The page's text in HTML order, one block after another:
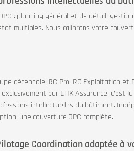
: planning général et de détail,
multiples. Nous calibrons votre
décennale, RC Pro, RC Exploitation et
par ETIK Assurance, c’est
intellectuelles du bâtiment.
une couverture OPC complète.
Coordination adaptée à